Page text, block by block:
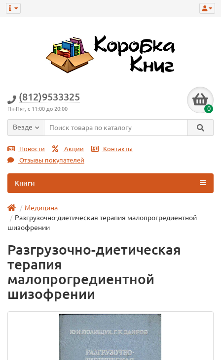
(812)9533325
Пн-Пят, с 11:00 до 20:00 0
Везде
Новости Акции
Контакты
Отзывы покупателей
Книги
Медицина
Разгрузочно-диетическая терапия малопрогредиентной
шизофрении
Разгрузочно-диетическая
терапия
малопрогредиентной
шизофрении